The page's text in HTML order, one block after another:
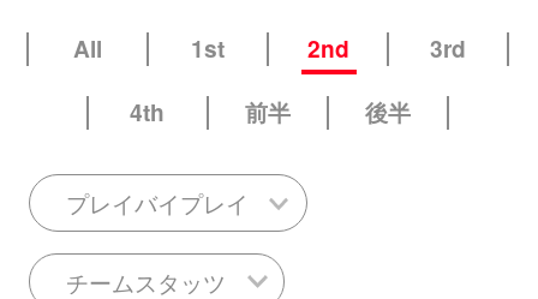
All 1st 2nd
3rd
4th
前半 後半
プレイバイプレイ
チームスタッツ